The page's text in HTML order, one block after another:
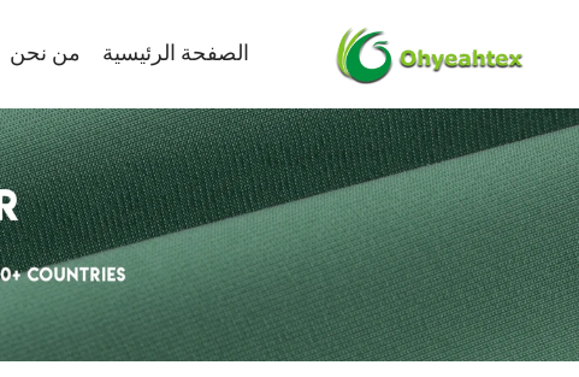
الصفحة الرئيسية من نحن